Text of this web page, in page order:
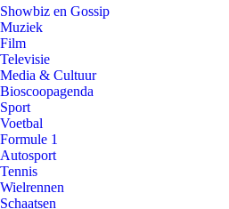
Showbiz en Gossip
Muziek
Film
Televisie
Media & Cultuur
Bioscoopagenda
Sport
Voetbal
Formule 1
Autosport
Tennis
Wielrennen
Schaatsen